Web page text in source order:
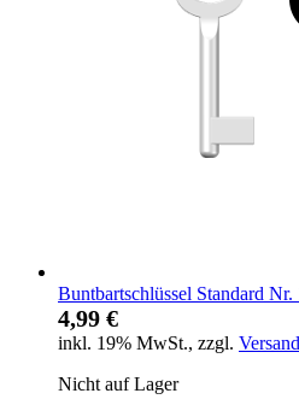
Buntbartschlüssel Standard Nr.
4,99 €
inkl. 19% MwSt., zzgl.
Nicht auf Lager